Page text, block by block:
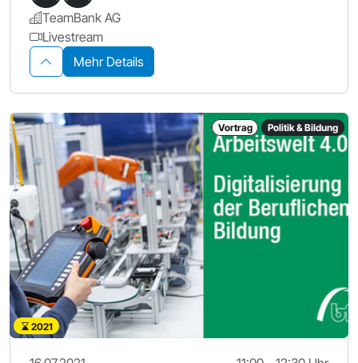
TeamBank AG
Livestream
Mehr Details
Vortrag Politik & Bildung
2021